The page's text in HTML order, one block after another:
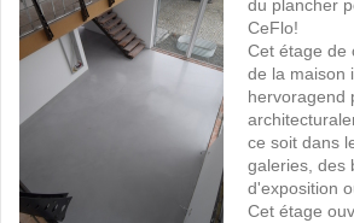
du plancher
CeFlo!
Cet étage de
de la maison
hervoragend
ce soit dans
galeries, des
d'exposition
Cet étage